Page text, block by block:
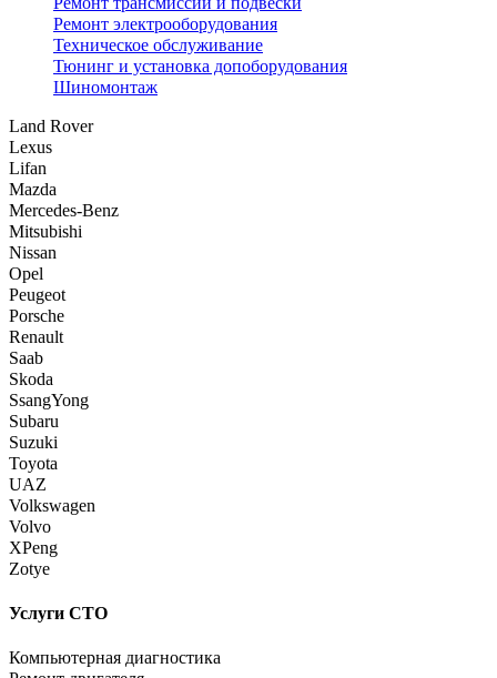
Ремонт электрооборудования
Техническое обслуживание
Тюнинг и установка допоборудования
Шиномонтаж
Land Rover
Lexus
Lifan
Mazda
Mercedes-Benz
Mitsubishi
Nissan
Opel
Peugeot
Porsche
Renault
Saab
Skoda
SsangYong
Subaru
Suzuki
Toyota
UAZ
Volkswagen
Volvo
XPeng
Zotye
Услуги СТО
Компьютерная диагностика